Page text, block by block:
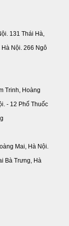
131 Thái Hà,
Nội. 266 Ngô
Trinh, Hoàng
- 12 Phố Thuốc
Mai, Hà Nội.
Bà Trưng, Hà